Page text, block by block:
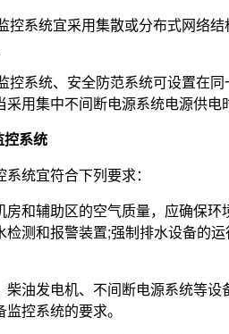
控系统宜采用集散或分布式网络
控系统、安全防范系统可设置在
用集中不间断电源系统电源供电
控系统
统宜符合下列要求：
房和辅助区的空气质量，应确保
检测和报警装置;强制排水设备的
柴油发电机、不间断电源系统等
控系统的要求。